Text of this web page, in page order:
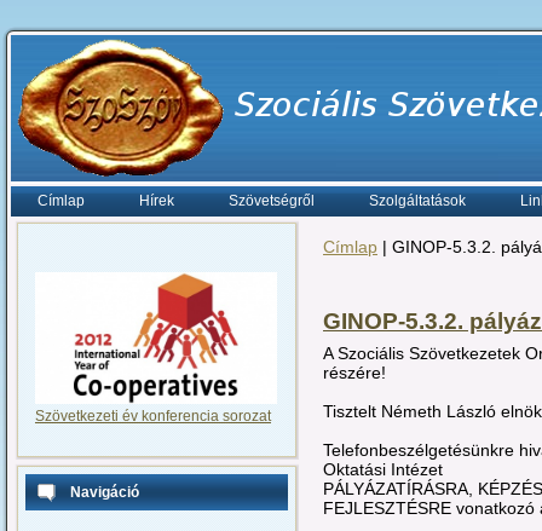
Címlap Hírek Szövetségről Szolgáltatások
Szövetkezeti év konferencia sorozat
Navigáció
Címlap | GINOP-5.3.2.
GINOP-5.3.2.
A Szociális Szövetkezetek
részére!
Tisztelt Németh László
Telefonbeszélgetésünkre
Oktatási Intézet
PÁLYÁZATÍRÁSRA,
FEJLESZTÉSRE vonatkozó